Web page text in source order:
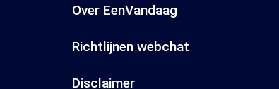
Over EenVandaag
Richtlijnen webchat
Disclaimer